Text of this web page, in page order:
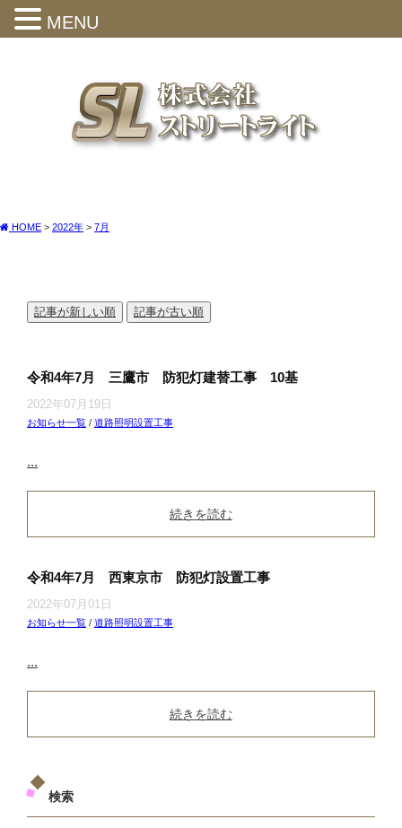
HOME > 2022年 > 7月
記事が新しい順 記事が古い順
令和4年7月 三鷹市 防犯灯建替工事 10基
2022年07月19日
お知らせ一覧 / 道路照明設置工事
...
続きを読む
令和4年7月 西東京市 防犯灯設置工事
2022年07月01日
お知らせ一覧 / 道路照明設置工事
...
続きを読む
検索
MENU